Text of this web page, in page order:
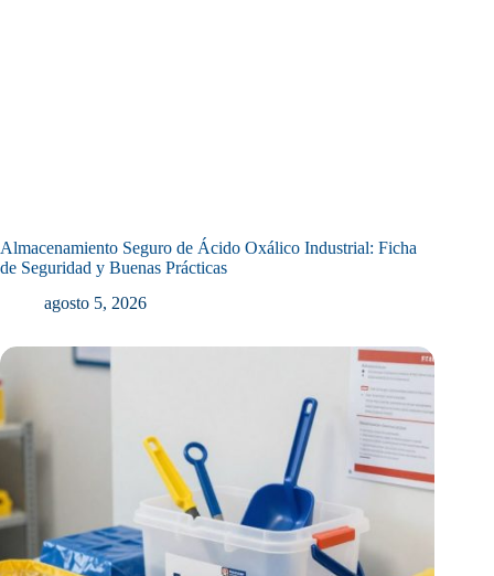
Almacenamiento Seguro de Ácido Oxálico Industrial: Ficha
de Seguridad y Buenas Prácticas
agosto 5, 2026